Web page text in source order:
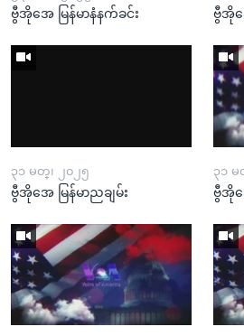
ဗွီအိုအေ မြန်မာနံနက်ခင်း ဗွီအိုအ
၃၁ မတ္၊ ၂၀၂၅
ဗွီအိုအေ မြန်မာညချမ်း
၃၁ မ
ဗွီအိုအ